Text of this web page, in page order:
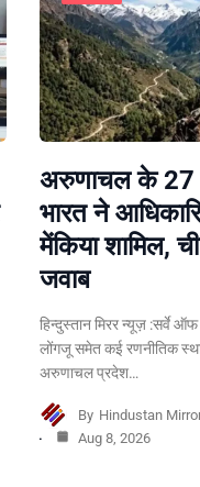
अरुणाचल के 27
भारत ने
मेंकिया शामिल,
जवाब
हिन्दुस्तान मिरर न्यूज़ :सर्वे
लोंगजू समेत कई रणनीतिक
अरुणाचल प्रदेश…
By Hindustan
Aug 8, 2026